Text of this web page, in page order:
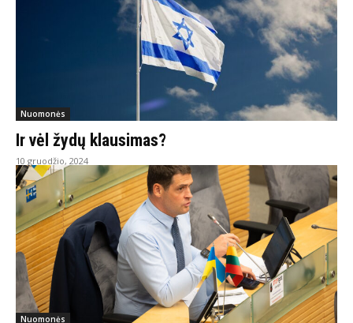
Nuomonės
Ir vėl žydų klausimas?
10 gruodžio, 2024
Nuomonės